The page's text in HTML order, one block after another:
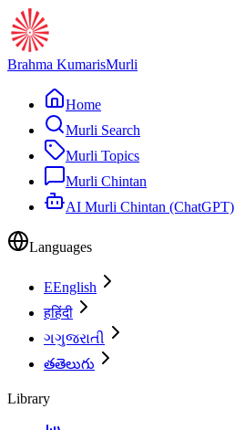
Brahma KumarisMurli
Home
Murli Search
Murli Topics
Murli Chintan
AI Murli Chintan (ChatGPT)
Languages
EEnglish
हहिंदी
ગગુજરાતી
తతెలుగు
Library